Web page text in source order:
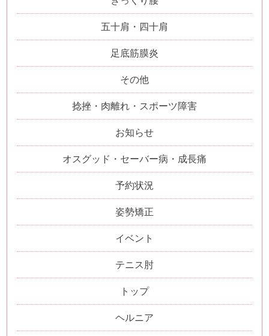
五十肩・四十肩
足底筋膜炎
その他
捻挫・肉離れ・スポーツ障害
お知らせ
オスグッド・セーバー病・成長痛
予約状況
姿勢矯正
イベント
テニス肘
トップ
ヘルニア